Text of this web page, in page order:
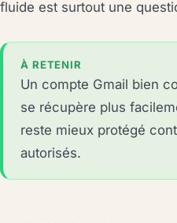
fluide est surtout une
À RETENIR
Un compte Gmail bien
se récupère plus
reste mieux protégé
autorisés.